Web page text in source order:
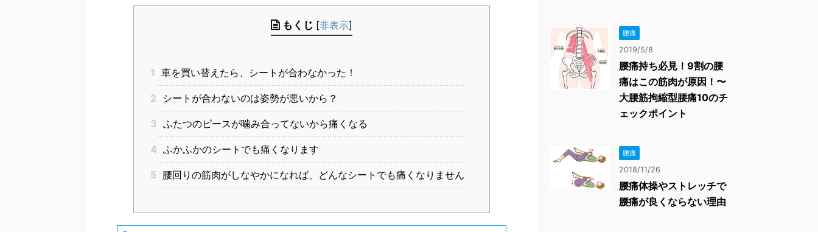
もくじ [非表示]
1 車を買い替えたら、シートが合わなかった！
2 シートが合わないのは姿勢が悪いから？
3 ふたつのピースが噛み合ってないから痛くなる
4 ふかふかのシートでも痛くなります
5 腰回りの筋肉がしなやかになれば、どんなシートでも痛くなりません
腰痛
2019/5/8
腰痛持ち必見！9割の腰
痛はこの筋肉が原因！〜
大腰筋拘縮型腰痛10のチ
ェックポイント
腰痛
2018/11/26
腰痛体操やストレッチで
腰痛が良くならない理由